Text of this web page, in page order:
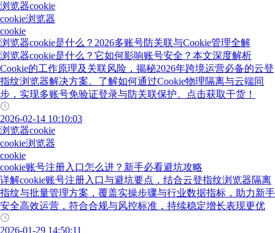
浏览器cookie
cookie浏览器
cookie
浏览器cookie是什么？2026多账号防关联与Cookie管理全解
浏览器cookie是什么？它如何影响账号安全？本文深度解析
Cookie的工作原理及关联风险，揭秘2026年跨境运营必备的云登
指纹浏览器解决方案。了解如何通过Cookie物理隔离与云端同
步，实现多账号免验证登录与防关联保护。点击获取干货！
2026-02-14 10:10:03
浏览器cookie
cookie浏览器
cookie
cookie账号注册入口怎么进？新手必看避坑攻略
详解cookie账号注册入口与避坑要点，结合云登指纹浏览器隔离
指纹与批量管理方案，覆盖实操步骤与行业数据指标，助力新手
安全高效运营，符合合规与风控标准，持续稳定增长表现更优
2026-01-29 14:50:11